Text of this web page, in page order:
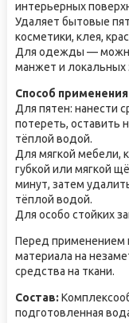
интерьерных
Удаляет бытовые
косметики, клея,
Для одежды —
манжет и локальных
Способ
Для пятен: нанести
потереть, оставить
тёплой водой.
Для мягкой мебели,
губкой или мягкой
минут, затем
тёплой водой.
Для особо стойких
Перед применением
материала на
средства на ткани.
Состав:
подготовленная